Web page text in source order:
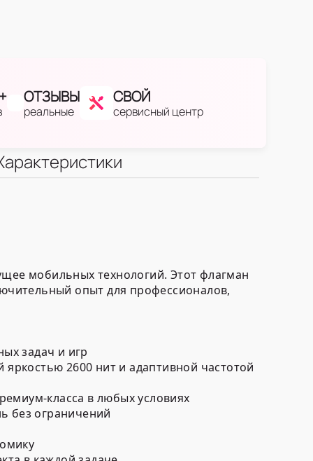
ОТЗЫВЫ
реальные
СВОЙ
сервисный центр
мобильных технологий. Этот флагман
опыт для профессионалов,
задач и игр
2600 нит и адаптивной частотой
класса в любых условиях
без ограничений